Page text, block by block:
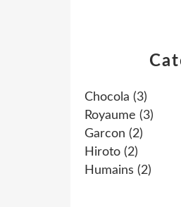
Chocola (3)
Royaume (3)
Garcon (2)
Hiroto (2)
Humains (2)